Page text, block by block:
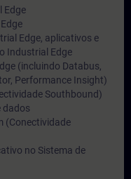
Edge
Edge, aplicativos e
Industrial Edge
(incluindo Databus,
Performance Insight)
Southbound)
dados
(Conectividade
no Sistema de